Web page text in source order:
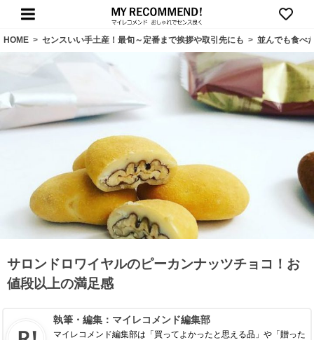
HOME > センスいい手土産！最旬～定番まで挨拶や取引先にも > 並んでも食べ
サロンドロワイヤルのピーカンナッツチョコ！お
値段以上の満足感
執筆・編集： マイレコメンド編集部
マイレコメンド編集部は「買ってよかったと思える品」や「贈った